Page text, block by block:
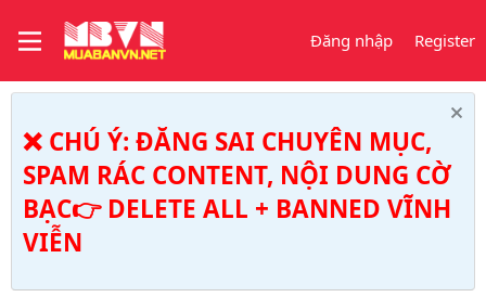
Đăng nhập Register
❌ CHÚ Ý: ĐĂNG SAI CHUYÊN MỤC,
SPAM RÁC CONTENT, NỘI DUNG CỜ
BẠC👉 DELETE ALL + BANNED VĨNH
VIỄN